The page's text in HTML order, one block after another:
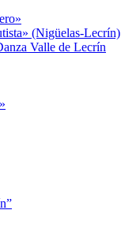
(Nigüelas-Lecrín)
Valle de Lecrín